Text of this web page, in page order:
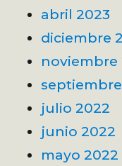
abril 2023
diciembre
noviembre
julio 2022
junio 2022
mayo 2022